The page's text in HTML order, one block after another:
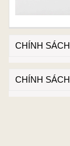
CHÍNH
CHÍNH